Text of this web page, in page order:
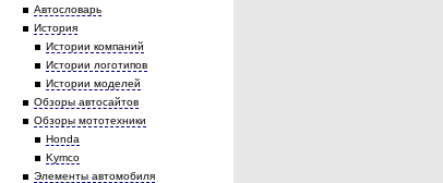
Автословарь
История
Истории компаний
Истории логотипов
Истории моделей
Обзоры автосайтов
Обзоры мототехники
Honda
Kymco
Элементы автомобиля